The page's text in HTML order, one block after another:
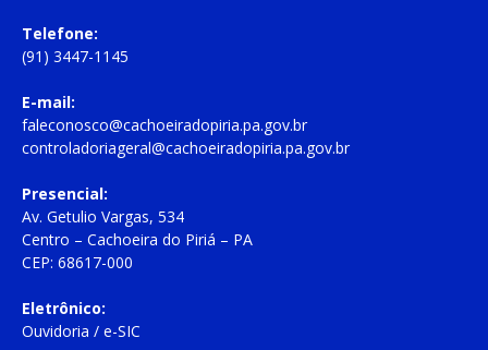
Telefone:
(91) 3447-1145
E-mail:
faleconosco@cachoeiradopiria.pa.gov.br
controladoriageral@cachoeiradopiria.pa.gov.br
Presencial:
Av. Getulio Vargas, 534
Centro – Cachoeira do Piriá – PA
CEP: 68617-000
Eletrônico:
Ouvidoria / e-SIC